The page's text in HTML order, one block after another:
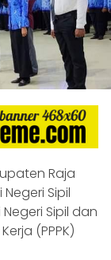
Raja
Sipil
Sipil dan
(PPPK)